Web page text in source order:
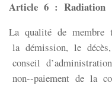
Article 6 : Radiation
La qualité de
la démission, le
conseil
non-­‐paiement de la